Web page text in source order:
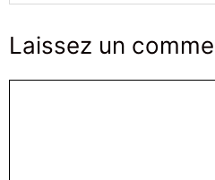
Laissez un